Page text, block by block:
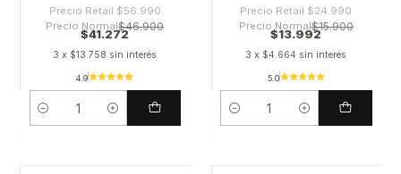
Precio Retail $56.990
Precio Normal$46.900
$41.272
3 x $13.758 sin interés
4.9
Cantidad
Precio Retail $24.990
Precio Normal$15.900
$13.992
3 x $4.664 sin interés
5.0
Cantidad